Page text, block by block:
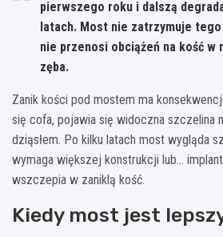
pierwszego roku i dalszą
latach. Most nie zatrzymuje
nie przenosi obciążeń na kość w
zęba.
Zanik kości pod mostem ma
się cofa, pojawia się widoczna szczelina
dziąsłem. Po kilku latach most wygląda
wymaga większej konstrukcji lub…
wszczepia w zaniklą kość.
Kiedy most jest